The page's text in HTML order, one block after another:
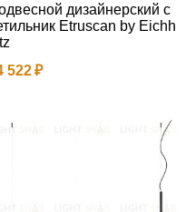
дизайнерский с
Etruscan by Eichh
522